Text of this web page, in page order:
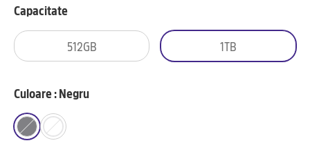
Capacitate
512GB 1TB
Culoare : Negru